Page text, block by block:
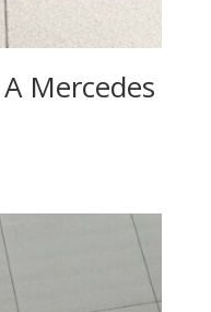
Mercedes